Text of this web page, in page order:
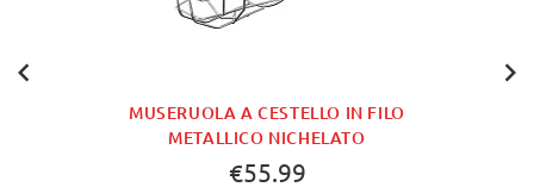
MUSERUOLA A CESTELLO IN FILO
METALLICO NICHELATO
€55.99